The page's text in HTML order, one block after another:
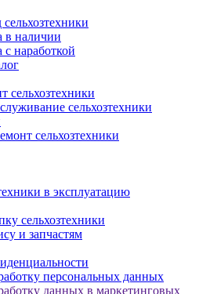
в наличии
с наработкой
сельхозтехники
сельхозтехники
сельхозтехники
в эксплуатацию
сельхозтехники
и запчастям
персональных данных
данных в маркетинговых